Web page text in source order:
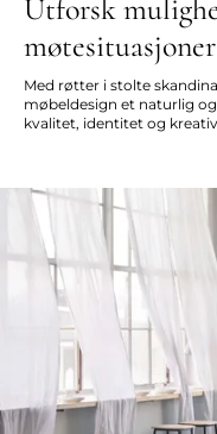
Utforsk
Med røtter i stolte
møbeldesign et naturlig
kvalitet, identitet og